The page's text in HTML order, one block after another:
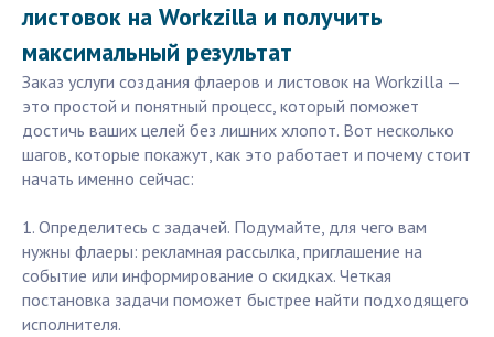
листовок на Workzilla и получить
максимальный результат
Заказ услуги создания флаеров и листовок на Workzilla —
это простой и понятный процесс, который поможет
достичь ваших целей без лишних хлопот. Вот несколько
шагов, которые покажут, как это работает и почему стоит
начать именно сейчас:
1. Определитесь с задачей. Подумайте, для чего вам
нужны флаеры: рекламная рассылка, приглашение на
событие или информирование о скидках. Четкая
постановка задачи поможет быстрее найти подходящего
исполнителя.